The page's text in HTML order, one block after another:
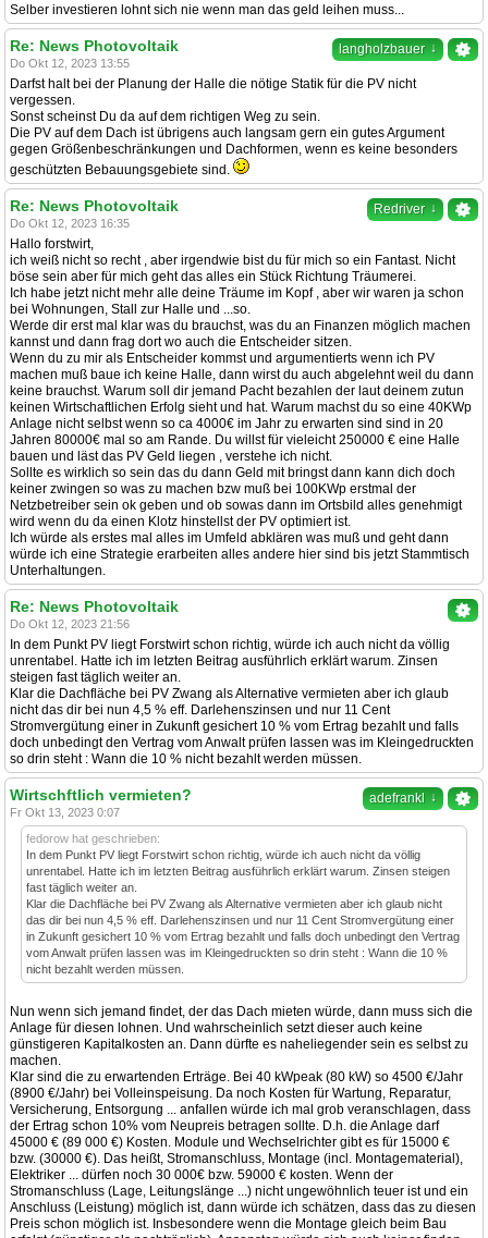
Selber investieren lohnt sich nie wenn man das geld leihen muss...
langholzbauer ↓
Re: News Photovoltaik
Do Okt 12, 2023 13:55
Darfst halt bei der Planung der Halle die nötige Statik für die PV nicht
vergessen.
Sonst scheinst Du da auf dem richtigen Weg zu sein.
Die PV auf dem Dach ist übrigens auch langsam gern ein gutes Argument
gegen Größenbeschränkungen und Dachformen, wenn es keine besonders
geschützten Bebauungsgebiete sind.
Redriver ↓
Re: News Photovoltaik
Do Okt 12, 2023 16:35
Hallo forstwirt,
ich weiß nicht so recht , aber irgendwie bist du für mich so ein Fantast. Nicht
böse sein aber für mich geht das alles ein Stück Richtung Träumerei.
Ich habe jetzt nicht mehr alle deine Träume im Kopf , aber wir waren ja schon
bei Wohnungen, Stall zur Halle und ...so.
Werde dir erst mal klar was du brauchst, was du an Finanzen möglich machen
kannst und dann frag dort wo auch die Entscheider sitzen.
Wenn du zu mir als Entscheider kommst und argumentierts wenn ich PV
machen muß baue ich keine Halle, dann wirst du auch abgelehnt weil du dann
keine brauchst. Warum soll dir jemand Pacht bezahlen der laut deinem zutun
keinen Wirtschaftlichen Erfolg sieht und hat. Warum machst du so eine 40KWp
Anlage nicht selbst wenn so ca 4000€ im Jahr zu erwarten sind sind in 20
Jahren 80000€ mal so am Rande. Du willst für vieleicht 250000 € eine Halle
bauen und läst das PV Geld liegen , verstehe ich nicht.
Sollte es wirklich so sein das du dann Geld mit bringst dann kann dich doch
keiner zwingen so was zu machen bzw muß bei 100KWp erstmal der
Netzbetreiber sein ok geben und ob sowas dann im Ortsbild alles genehmigt
wird wenn du da einen Klotz hinstellst der PV optimiert ist.
Ich würde als erstes mal alles im Umfeld abklären was muß und geht dann
würde ich eine Strategie erarbeiten alles andere hier sind bis jetzt Stammtisch
Unterhaltungen.
Re: News Photovoltaik
Do Okt 12, 2023 21:56
In dem Punkt PV liegt Forstwirt schon richtig, würde ich auch nicht da völlig
unrentabel. Hatte ich im letzten Beitrag ausführlich erklärt warum. Zinsen
steigen fast täglich weiter an.
Klar die Dachfläche bei PV Zwang als Alternative vermieten aber ich glaub
nicht das dir bei nun 4,5 % eff. Darlehenszinsen und nur 11 Cent
Stromvergütung einer in Zukunft gesichert 10 % vom Ertrag bezahlt und falls
doch unbedingt den Vertrag vom Anwalt prüfen lassen was im Kleingedruckten
so drin steht : Wann die 10 % nicht bezahlt werden müssen.
adefrankl ↓
Wirtschftlich vermieten?
Fr Okt 13, 2023 0:07
fedorow hat geschrieben:
In dem Punkt PV liegt Forstwirt schon richtig, würde ich auch nicht da völlig
unrentabel. Hatte ich im letzten Beitrag ausführlich erklärt warum. Zinsen steigen
fast täglich weiter an.
Klar die Dachfläche bei PV Zwang als Alternative vermieten aber ich glaub nicht
das dir bei nun 4,5 % eff. Darlehenszinsen und nur 11 Cent Stromvergütung einer
in Zukunft gesichert 10 % vom Ertrag bezahlt und falls doch unbedingt den Vertrag
vom Anwalt prüfen lassen was im Kleingedruckten so drin steht : Wann die 10 %
nicht bezahlt werden müssen.
Nun wenn sich jemand findet, der das Dach mieten würde, dann muss sich die
Anlage für diesen lohnen. Und wahrscheinlich setzt dieser auch keine
günstigeren Kapitalkosten an. Dann dürfte es naheliegender sein es selbst zu
machen.
Klar sind die zu erwartenden Erträge. Bei 40 kWpeak (80 kW) so 4500 €/Jahr
(8900 €/Jahr) bei Volleinspeisung. Da noch Kosten für Wartung, Reparatur,
Versicherung, Entsorgung ... anfallen würde ich mal grob veranschlagen, dass
der Ertrag schon 10% vom Neupreis betragen sollte. D.h. die Anlage darf
45000 € (89 000 €) Kosten. Module und Wechselrichter gibt es für 15000 €
bzw. (30000 €). Das heißt, Stromanschluss, Montage (incl. Montagematerial),
Elektriker ... dürfen noch 30 000€ bzw. 59000 € kosten. Wenn der
Stromanschluss (Lage, Leitungslänge ...) nicht ungewöhnlich teuer ist und ein
Anschluss (Leistung) möglich ist, dann würde ich schätzen, dass das zu diesen
Preis schon möglich ist. Insbesondere wenn die Montage gleich beim Bau